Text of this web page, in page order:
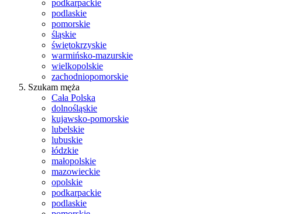
podkarpackie
podlaskie
pomorskie
śląskie
świętokrzyskie
warmińsko-mazurskie
wielkopolskie
zachodniopomorskie
Szukam męża
Cała Polska
dolnośląskie
kujawsko-pomorskie
lubelskie
lubuskie
łódzkie
małopolskie
mazowieckie
opolskie
podkarpackie
podlaskie